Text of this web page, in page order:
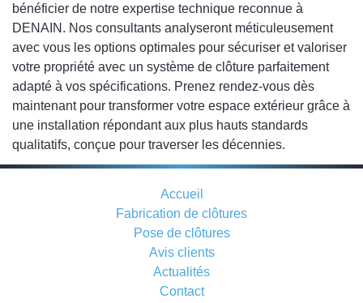
bénéficier de notre expertise technique reconnue à
DENAIN. Nos consultants analyseront méticuleusement
avec vous les options optimales pour sécuriser et valoriser
votre propriété avec un système de clôture parfaitement
adapté à vos spécifications. Prenez rendez-vous dès
maintenant pour transformer votre espace extérieur grâce à
une installation répondant aux plus hauts standards
qualitatifs, conçue pour traverser les décennies.
Accueil
Fabrication de clôtures
Pose de clôtures
Avis clients
Actualités
Contact